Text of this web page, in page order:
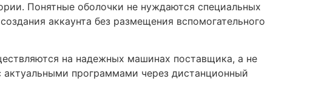
Понятные оболочки не нуждаются специальных
аккаунта без размещения вспомогательного
на надежных машинах поставщика, а не
программами через дистанционный